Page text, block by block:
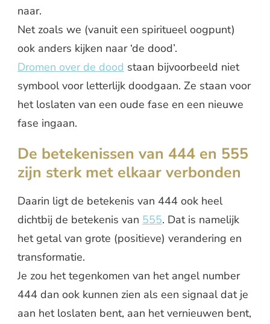
naar.
Net zoals we (vanuit een spiritueel oogpunt)
ook anders kijken naar ‘de dood’.
Dromen over de dood staan bijvoorbeeld niet
symbool voor letterlijk doodgaan. Ze staan voor
het loslaten van een oude fase en een nieuwe
fase ingaan.
De betekenissen van 444 en 555
zijn sterk met elkaar verbonden
Daarin ligt de betekenis van 444 ook heel
dichtbij de betekenis van 555. Dat is namelijk
het getal van grote (positieve) verandering en
transformatie.
Je zou het tegenkomen van het angel number
444 dan ook kunnen zien als een signaal dat je
aan het loslaten bent, aan het vernieuwen bent,